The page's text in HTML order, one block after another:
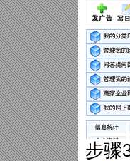
步骤